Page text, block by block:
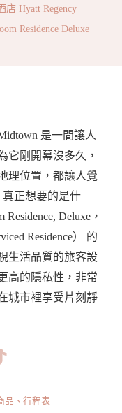
店 Hyatt Regency
Residence Deluxe
是一間讓人
它剛開幕沒多久，
理位置，都讓人覺
正想要的是什
Deluxe，
Residence） 的
生活品質的旅客設
高的隱私性，非常
城市裡享受片刻靜
品、行程表